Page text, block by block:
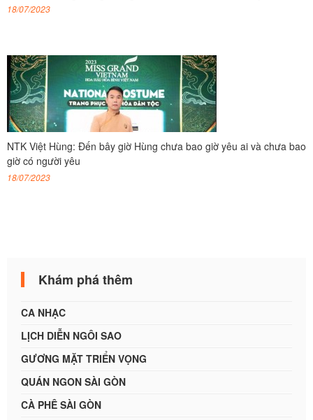
18/07/2023
NTK Việt Hùng: Đến bây giờ Hùng chưa bao giờ yêu ai và chưa bao
giờ có người yêu
18/07/2023
Khám phá thêm
CA NHẠC
LỊCH DIỄN NGÔI SAO
GƯƠNG MẶT TRIỂN VỌNG
QUÁN NGON SÀI GÒN
CÀ PHÊ SÀI GÒN